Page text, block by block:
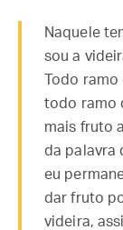
Naquele
sou a
Todo
todo ramo
mais fruto
da palavra
eu
dar fruto
videira,